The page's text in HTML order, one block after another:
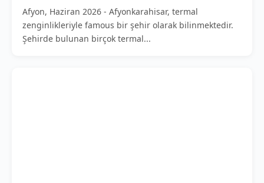
Afyon, Haziran 2026 - Afyonkarahisar, termal
zenginlikleriyle famous bir şehir olarak bilinmektedir.
Şehirde bulunan birçok termal...